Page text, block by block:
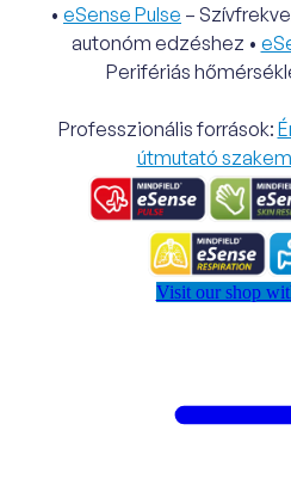
• eSense Pulse –
autonóm edzéshez •
Perifériás
Professzionális források:
útmutató
Visit our shop